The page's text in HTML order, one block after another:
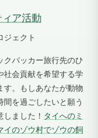
ア活動
クパッカー旅行先のひ
社会貢献を希望する学
す。もしあなたが動物
を過ごしたいと願う
ました！ タイへのミ
イのゾウ村でゾウの飼